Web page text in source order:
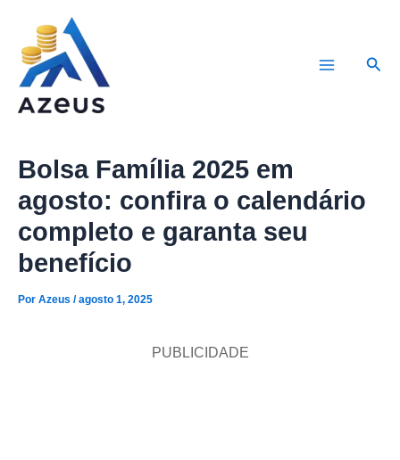
conteúdo
Bolsa Família 2025 em
agosto: confira o calendário
completo e garanta seu
benefício
Por Azeus /agosto 1, 2025
PUBLICIDADE